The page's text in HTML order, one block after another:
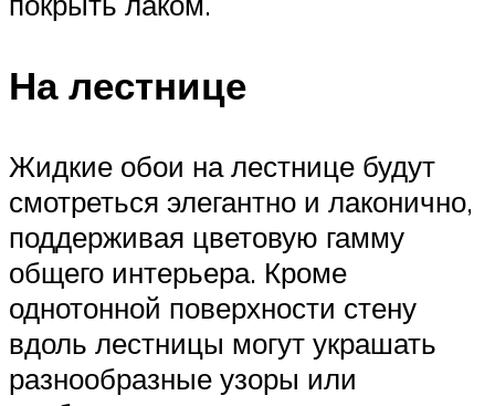
На лестнице
Жидкие обои на лестнице будут
смотреться элегантно и лаконично,
поддерживая цветовую гамму
общего интерьера. Кроме
однотонной поверхности стену
вдоль лестницы могут украшать
разнообразные узоры или